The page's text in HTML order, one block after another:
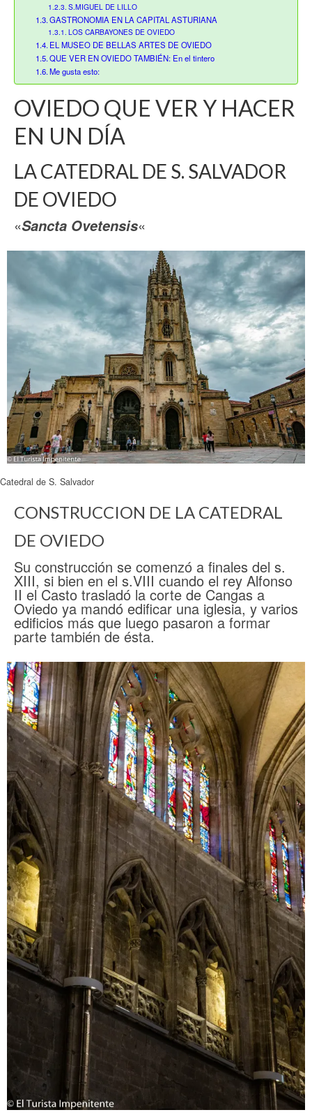
S.MIGUEL DE LILLO
GASTRONOMIA EN LA CAPITAL ASTURIANA
LOS CARBAYONES DE OVIEDO
EL MUSEO DE BELLAS ARTES DE OVIEDO
QUE VER EN OVIEDO TAMBIÉN: En el tintero
Me gusta esto:
OVIEDO QUE VER Y HACER
EN UN DÍA
LA CATEDRAL DE S. SALVADOR
DE OVIEDO
«Sancta Ovetensis«
Catedral de S. Salvador
CONSTRUCCION DE LA CATEDRAL
DE OVIEDO
Su construcción se comenzó a finales del s.
XIII, si bien en el s.VIII cuando el rey Alfonso
II el Casto trasladó la corte de Cangas a
Oviedo ya mandó edificar una iglesia, y varios
edificios más que luego pasaron a formar
parte también de ésta.